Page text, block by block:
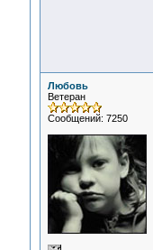
Любовь
Ветеран
Сообщений: 7250